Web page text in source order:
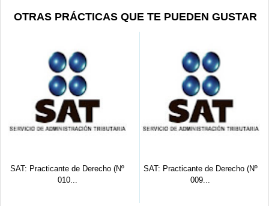
OTRAS PRÁCTICAS QUE TE PUEDEN GUSTAR
SAT: Practicante de Derecho (Nº
010...
SAT: Practicante de Derecho (Nº
009...